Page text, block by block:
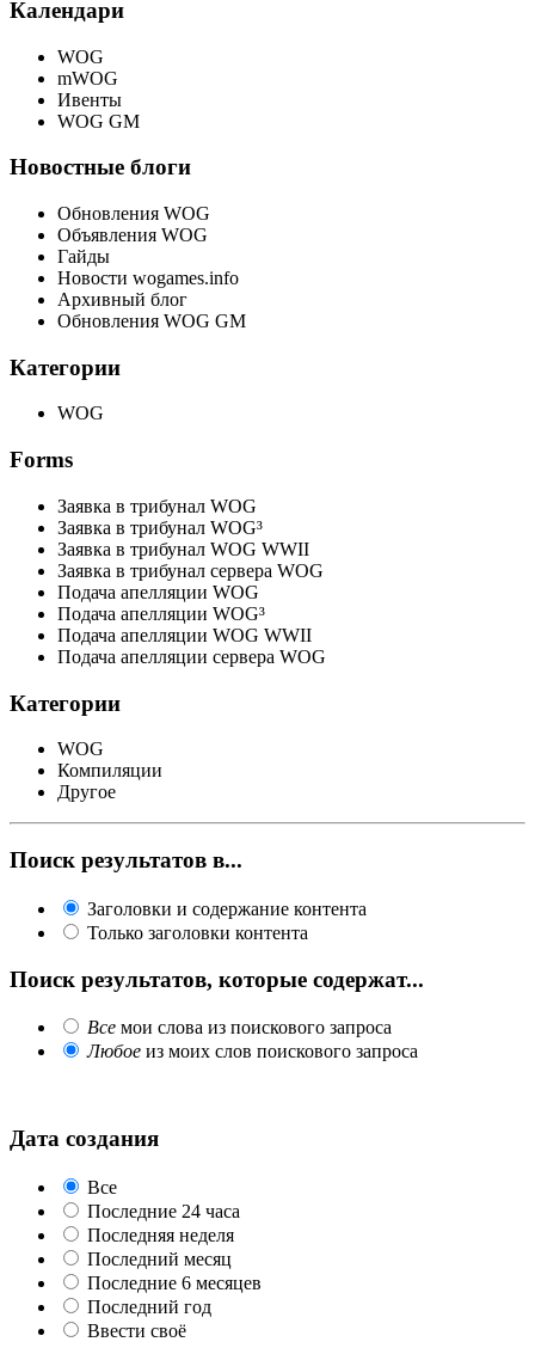
Календари
WOG
mWOG
Ивенты
WOG GM
Новостные блоги
Обновления WOG
Объявления WOG
Гайды
Новости wogames.info
Архивный блог
Обновления WOG GM
Категории
WOG
Forms
Заявка в трибунал WOG
Заявка в трибунал WOG³
Заявка в трибунал WOG WWII
Заявка в трибунал сервера WOG
Подача апелляции WOG
Подача апелляции WOG³
Подача апелляции WOG WWII
Подача апелляции сервера WOG
Категории
WOG
Компиляции
Другое
Поиск результатов в...
Заголовки и содержание контента
Только заголовки контента
Поиск результатов, которые содержат...
Все мои слова из поискового запроса
Любое из моих слов поискового запроса
Дата создания
Все
Последние 24 часа
Последняя неделя
Последний месяц
Последние 6 месяцев
Последний год
Ввести своё